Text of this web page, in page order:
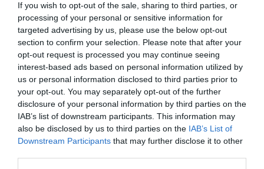
If you wish to opt-out of the sale, sharing to third parties, or
processing of your personal or sensitive information for
targeted advertising by us, please use the below opt-out
section to confirm your selection. Please note that after your
opt-out request is processed you may continue seeing
interest-based ads based on personal information utilized by
us or personal information disclosed to third parties prior to
your opt-out. You may separately opt-out of the further
disclosure of your personal information by third parties on the
IAB’s list of downstream participants. This information may
also be disclosed by us to third parties on the IAB’s List of
Downstream Participants that may further disclose it to other
a commenté :
4 septembre 2012 - 1
h 06 min
tocard j’ai déjà répondu sur le sujet, il faut suivre y
compris avec un neurone et une synapse dans le
bulbe !